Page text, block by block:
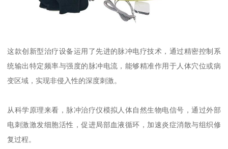
这款创新型治疗设备运用了先进的脉冲电疗技术，通过精密控制系
统输出特定频率与强度的脉冲电流，能够精准作用于人体穴位或病
变区域，实现非侵入性的深度刺激。
从科学原理来看，脉冲治疗仪模拟人体自然生物电信号，通过外部
电刺激激发细胞活性，促进局部血液循环，加速炎症消散与组织修
复过程。